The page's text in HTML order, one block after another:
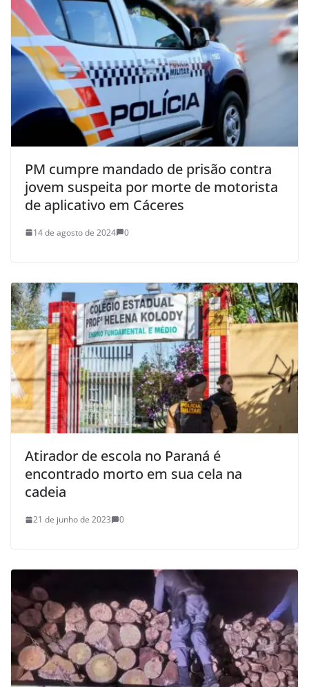
PM cumpre mandado de prisão contra
jovem suspeita por morte de motorista
de aplicativo em Cáceres
14 de agosto de 2024 0
Atirador de escola no Paraná é
encontrado morto em sua cela na
cadeia
21 de junho de 2023 0